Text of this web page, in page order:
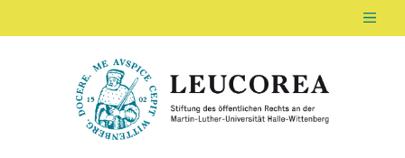
LEUCOREA DE
Stiftung des öffentlichen Rechts an der